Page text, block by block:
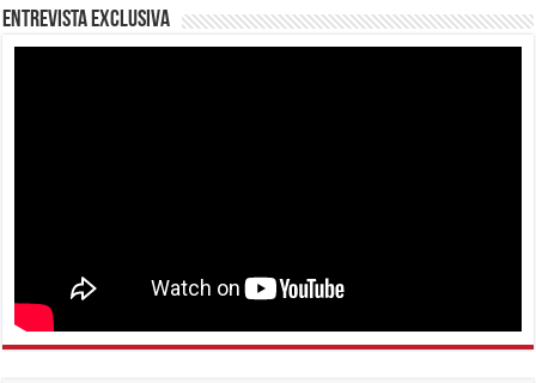
Entrevista Exclusiva